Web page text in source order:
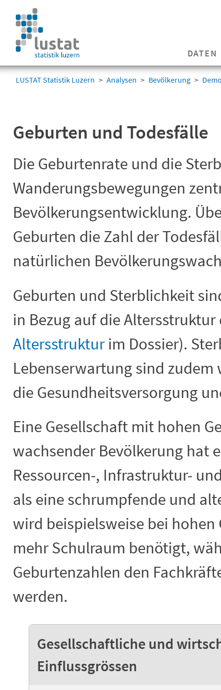
DATEN
LUSTAT Statistik Luzern Analysen Bevölkerung
Geburten und Todesfälle
Die Geburtenrate und die
Wanderungsbewegungen
Bevölkerungsentwicklung.
Geburten die Zahl der
natürlichen
Geburten und Sterblichkeit
in Bezug auf die
Altersstrukturim Dossier).
Lebenserwartung sind
die Gesundheitsversorgung
Eine Gesellschaft mit hohen
wachsender Bevölkerung hat
Ressourcen-, Infrastruktur-
als eine schrumpfende und
wird beispielsweise bei
mehr Schulraum benötigt,
Geburtenzahlen den
werden.
Gesellschaftliche und
Einflussgrössen